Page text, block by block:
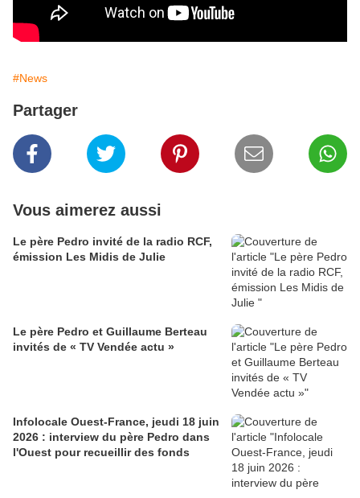
#News
Partager
Vous aimerez aussi
Le père Pedro invité de la radio RCF,
émission Les Midis de Julie
Le père Pedro et Guillaume Berteau
invités de « TV Vendée actu »
Infolocale Ouest-France, jeudi 18 juin
2026 : interview du père Pedro dans
l'Ouest pour recueillir des fonds